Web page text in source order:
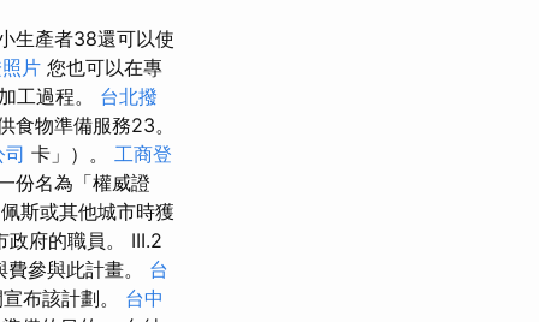
生產者38還可以使
片 您也可以在專
工過程。 台北撥
物準備服務23。
司 卡」）。 工商登
份名為「權威證
斯或其他城市時獲
府的職員。 III.2
參與此計畫。 台
布該計劃。 台中